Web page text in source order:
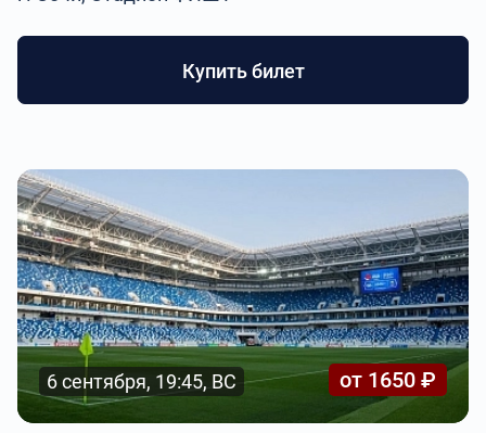
Купить билет
6 сентября, 19:45, ВС от 1650 ₽